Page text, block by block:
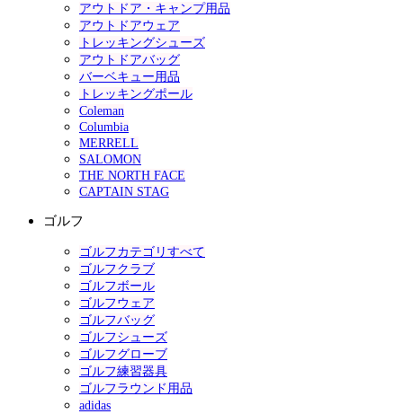
アウトドア・キャンプ用品
アウトドアウェア
トレッキングシューズ
アウトドアバッグ
バーベキュー用品
トレッキングポール
Coleman
Columbia
MERRELL
SALOMON
THE NORTH FACE
CAPTAIN STAG
ゴルフ
ゴルフカテゴリすべて
ゴルフクラブ
ゴルフボール
ゴルフウェア
ゴルフバッグ
ゴルフシューズ
ゴルフグローブ
ゴルフ練習器具
ゴルフラウンド用品
adidas